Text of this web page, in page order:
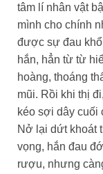
tâm lí nhân vật
mình cho chính
được sự đau
hắn, hẳn từ từ
hoàng, thoáng
mũi. Rồi khi thị
kéo sợi dây cuối
Nở lại dứt khoát
vọng, hắn đau
rượu, nhưng